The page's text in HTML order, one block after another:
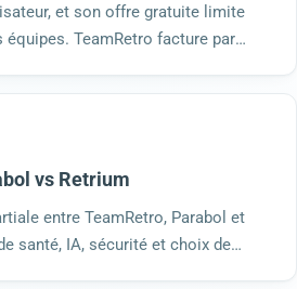
et son offre gratuite limite
TeamRetro facture par
programmées et plus de 200
vs Retrium
entre TeamRetro, Parabol et
santé, IA, sécurité et choix de